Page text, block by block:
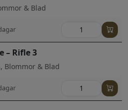
& Blad
– Rifle 3
Blommor & Blad